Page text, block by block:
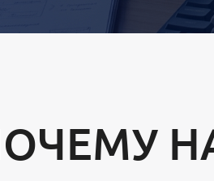
решать реальные задачи.